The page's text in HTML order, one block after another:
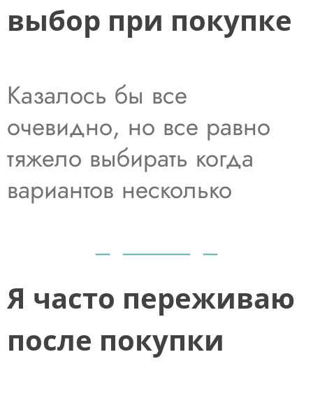
выбор при покупке
Казалось бы все
очевидно, но все равно
тяжело выбирать когда
вариантов несколько
Я часто переживаю
после покупки